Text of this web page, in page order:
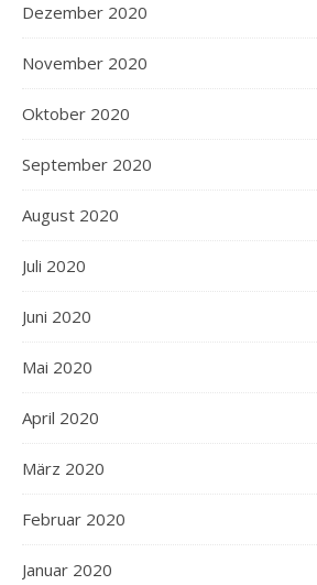
Dezember 2020
November 2020
Oktober 2020
September 2020
August 2020
Juli 2020
Juni 2020
Mai 2020
April 2020
März 2020
Februar 2020
Januar 2020